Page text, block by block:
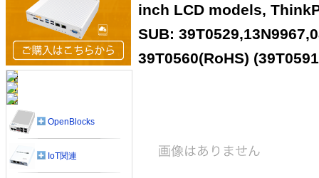
inch LCD models,
SUB:
39T0560(RoHS)
OpenBlocks
IoT関連